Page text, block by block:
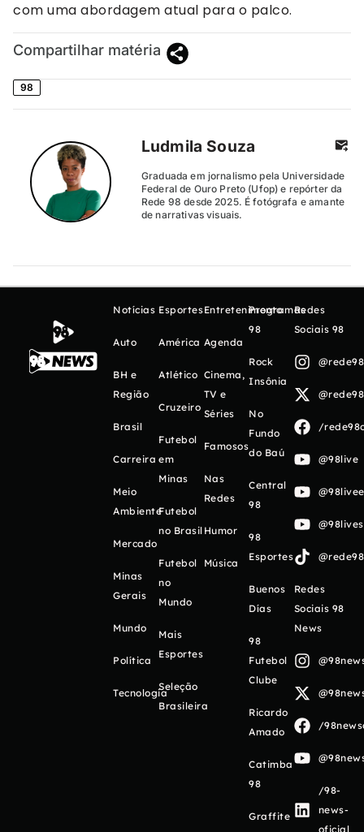
com uma abordagem atual para o palco.
Compartilhar matéria
98
Ludmila Souza
Graduada em jornalismo pela Universidade
Federal de Ouro Preto (Ufop) e repórter da
Rede 98 desde 2025. É fotógrafa e amante
de narrativas visuais.
Notícias
Auto
BH e
Região
Brasil
Carreira
Meio
Ambiente
Mercado
Minas
Gerais
Mundo
Política
Tecnologia
Esportes
América
Atlético
Cruzeiro
Futebol
em
Minas
Futebol
no Brasil
Futebol
no
Mundo
Mais
Esportes
Seleção
Brasileira
Entretenimento
Agenda
Cinema,
TV e
Séries
Famosos
Nas
Redes
Humor
Música
Programas
98
Rock
Insônia
No
Fundo
do Baú
Central
98
98
Esportes
Buenos
Días
98
Futebol
Clube
Ricardo
Amado
Catimba
98
Graffite
Redes
Sociais 98
/
@98live
Redes
Sociais 98
News
/
/98-
news-
oficial